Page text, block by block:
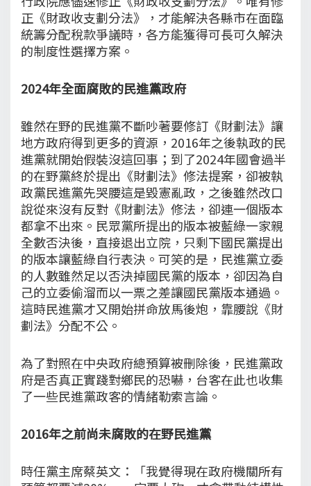
正《財政收支劃分法》，才能解決各縣市在面臨
統籌分配稅款爭議時，各方能獲得可長可久解決
的制度性選擇方案。
2024年全面腐敗的民進黨政府
雖然在野的民進黨不斷吵著要修訂《財劃法》讓
地方政府得到更多的資源，2016年之後執政的民
進黨就開始假裝沒這回事；到了2024年國會過半
的在野黨終於提出《財劃法》修法提案，卻被執
政黨民進黨先哭腰這是毀憲亂政，之後雖然改口
說從來沒有反對《財劃法》修法，卻連一個版本
都拿不出來。民眾黨所提出的版本被藍綠一家親
全數否決後，直接退出立院，只剩下國民黨提出
的版本讓藍綠自行表決。可笑的是，民進黨立委
的人數雖然足以否決掉國民黨的版本，卻因為自
己的立委偷溜而以一票之差讓國民黨版本通過。
這時民進黨才又開始拼命放馬後炮，靠腰說《財
劃法》分配不公。
為了對照在中央政府總預算被刪除後，民進黨政
府是否真正實踐對鄉民的恐嚇，台客在此也收集
了一些民進黨政客的情緒勒索言論。
2016年之前尚未腐敗的在野民進黨
時任黨主席蔡英文：「我覺得現在政府機關所有